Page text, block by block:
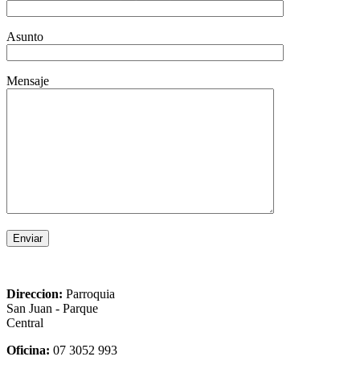
Asunto
Mensaje
Direccion: Parroquia
San Juan - Parque
Central
Oficina: 07 3052 993